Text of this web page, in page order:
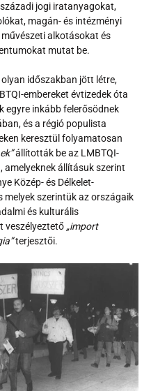
jogi iratanyagokat,
magán- és intézményi
művészeti alkotásokat és
mutat be.
időszakban jött létre,
embereket évtizedek óta
egyre inkább felerősödnek
és a régió populista
keresztül folyamatosan
állították be az LMBTQI-
amelyeknek állításuk szerint
Közép- és Délkelet-
melyek szerintük az országaik
és kulturális
veszélyeztető „import
terjesztői.